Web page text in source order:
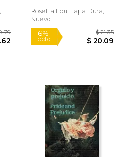
Rosetta Edu, Tapa Dura,
Nuevo